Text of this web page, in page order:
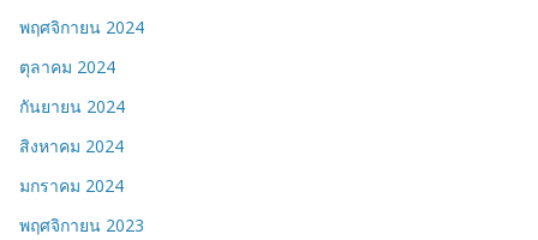
พฤศจิกายน 2024
ตุลาคม 2024
กันยายน 2024
สิงหาคม 2024
มกราคม 2024
พฤศจิกายน 2023